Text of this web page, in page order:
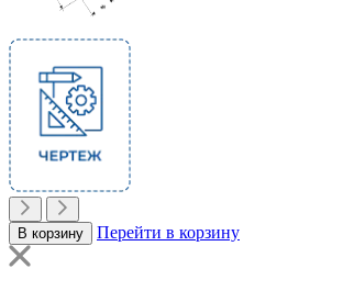
В корзину Перейти в корзину